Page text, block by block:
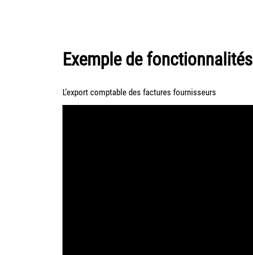
Exemple de fonctionnalités
L’export comptable des factures fournisseurs